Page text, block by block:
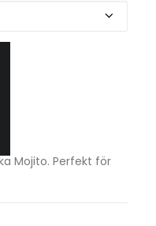
Mojito. Perfekt för